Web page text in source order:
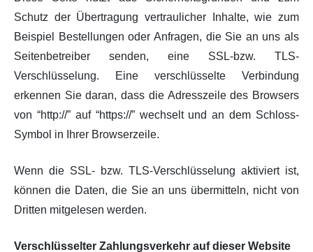
Schutz der Übertragung vertraulicher Inhalte, wie zum
Beispiel Bestellungen oder Anfragen, die Sie an uns als
Seitenbetreiber senden, eine SSL-bzw. TLS-
Verschlüsselung. Eine verschlüsselte Verbindung
erkennen Sie daran, dass die Adresszeile des Browsers
von “http://” auf “https://” wechselt und an dem Schloss-
Symbol in Ihrer Browserzeile.
Wenn die SSL- bzw. TLS-Verschlüsselung aktiviert ist,
können die Daten, die Sie an uns übermitteln, nicht von
Dritten mitgelesen werden.
Verschlüsselter Zahlungsverkehr auf dieser Website